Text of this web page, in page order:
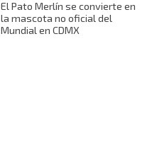
El Pato Merlín se convierte en
la mascota no oficial del
Mundial en CDMX